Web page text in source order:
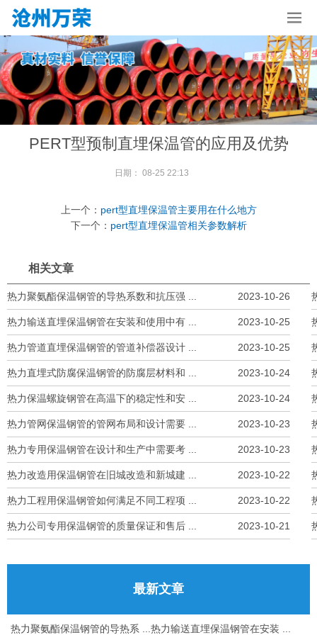
PERT型预制直埋保温管的应用及优势
日期： 08-25 22:13
上一个： pert型直埋保温管主要用在什么地方
下一个： pert型直埋保温管相关参数解析
相关文章
热力聚氨酯保温钢管的导热系数和抗压强 ... 2023-10-26
热力输送直埋保温钢管在安装和使用中有 ... 2023-10-25
热力管道直埋保温钢管的管道补偿器设计 ... 2023-10-25
热力直埋式防腐保温钢管的防腐层材料和 ... 2023-10-24
热力保温螺旋钢管在高温下的稳定性和安 ... 2023-10-24
热力管网保温钢管的管网布局和设计需要 ... 2023-10-23
热力专用保温钢管在设计和生产中需要考 ... 2023-10-23
热力改造用保温钢管在旧城改造和新城建 ... 2023-10-22
热力工程用保温钢管如何满足不同工程项 ... 2023-10-22
热力公司专用保温钢管的质量保证和售后 ... 2023-10-21
最新文章
热力聚氨酯保温钢管的导热系 ... 热力输送直埋保温钢管在安装 ...